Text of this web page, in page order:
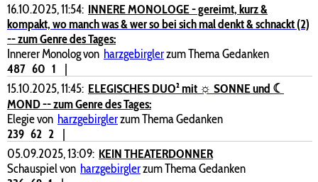
16.10.2025, 11:54: INNERE MONOLOGE - gereimt, kurz &
kompakt, wo manch was & wer so bei sich mal denkt & schnackt (2)
-- zum Genre des Tages:
Innerer Monolog von harzgebirglerzum Thema Gedanken
487 60 1
|
15.10.2025, 11:45: ELEGISCHES DUO² mit ☼ SONNE und ☾
MOND -- zum Genre des Tages:
Elegie von harzgebirglerzum Thema Gedanken
239 62 2
|
05.09.2025, 13:09: KEIN THEATERDONNER
Schauspiel von harzgebirglerzum Thema Gedanken